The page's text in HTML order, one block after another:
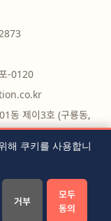
-0120
동 제이3호 (구룡동,
전체 글 목록
|
설정 |
문의하기
해 쿠키를 사용합니
거부
모두
동의